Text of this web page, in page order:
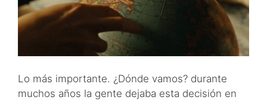
Lo más importante. ¿Dónde vamos? durante
muchos años la gente dejaba esta decisión en